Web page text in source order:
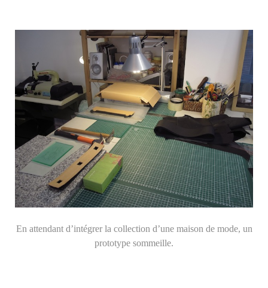
En attendant d’intégrer la collection d’une maison de mode, un
prototype sommeille.